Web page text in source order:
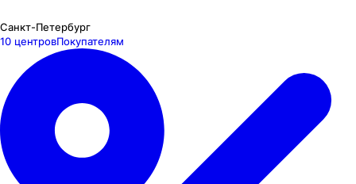
Санкт-Петербург
10 центровПокупателям